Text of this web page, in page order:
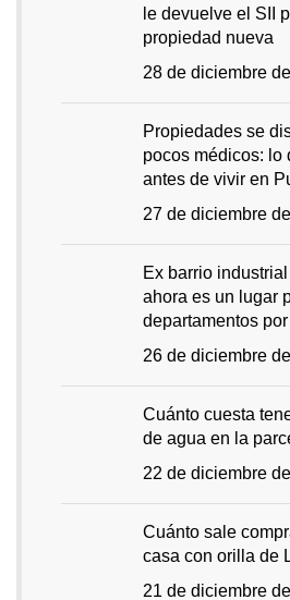
le devuelve el SII
propiedad nueva
28 de diciembre
Propiedades se
pocos médicos: lo
antes de vivir en
27 de diciembre
Ex barrio
ahora es un lugar
departamentos
26 de diciembre
Cuánto cuesta
de agua en la
22 de diciembre
Cuánto sale
casa con orilla de
21 de diciembre